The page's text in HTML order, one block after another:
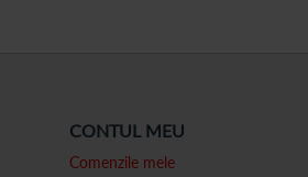
CONTUL MEU
Comenzile mele